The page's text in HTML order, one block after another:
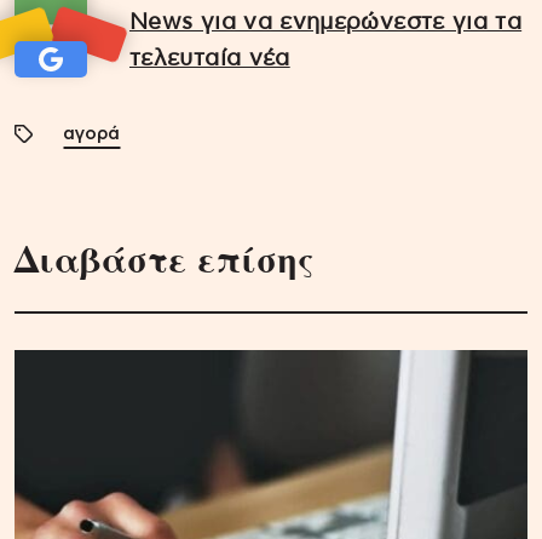
News για να ενημερώνεστε για τα
τελευταία νέα
αγορά
Διαβάστε επίσης